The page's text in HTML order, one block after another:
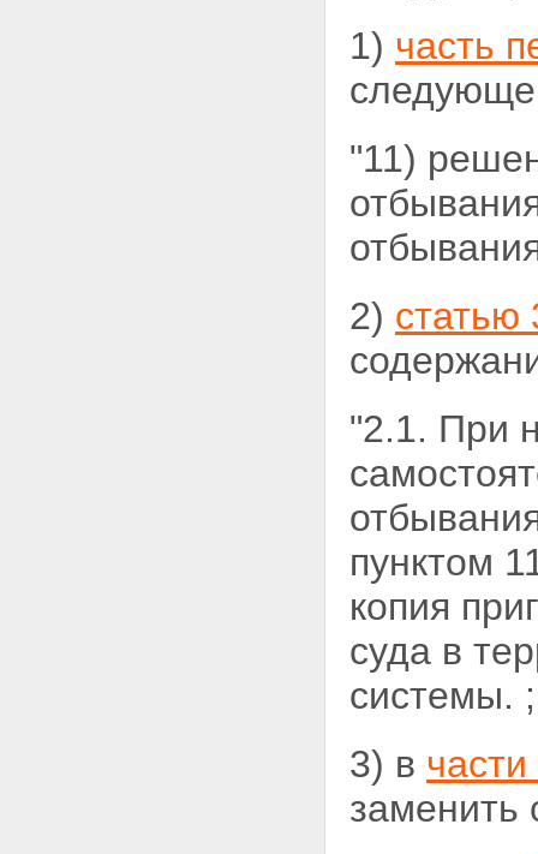
1) часть
"11)
2) статью
"2.1. При
пунктом
копия
суда в
системы. ;
3) в
заменить